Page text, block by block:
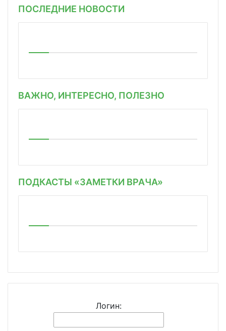
ПОСЛЕДНИЕ НОВОСТИ
ВАЖНО, ИНТЕРЕСНО, ПОЛЕЗНО
ПОДКАСТЫ «ЗАМЕТКИ ВРАЧА»
Логин: